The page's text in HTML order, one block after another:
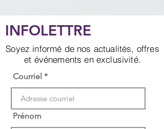
INFOLETTRE
Soyez informé de nos actualités, offres
et événements en exclusivité.
Courriel
Prénom